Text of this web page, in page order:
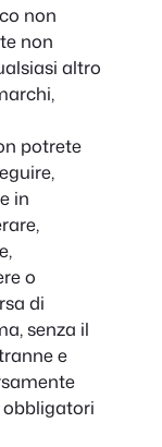
non
non
altro
potrete
in
o
di
senza il
e